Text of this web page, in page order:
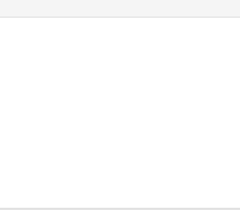
is niet mogelijk om een